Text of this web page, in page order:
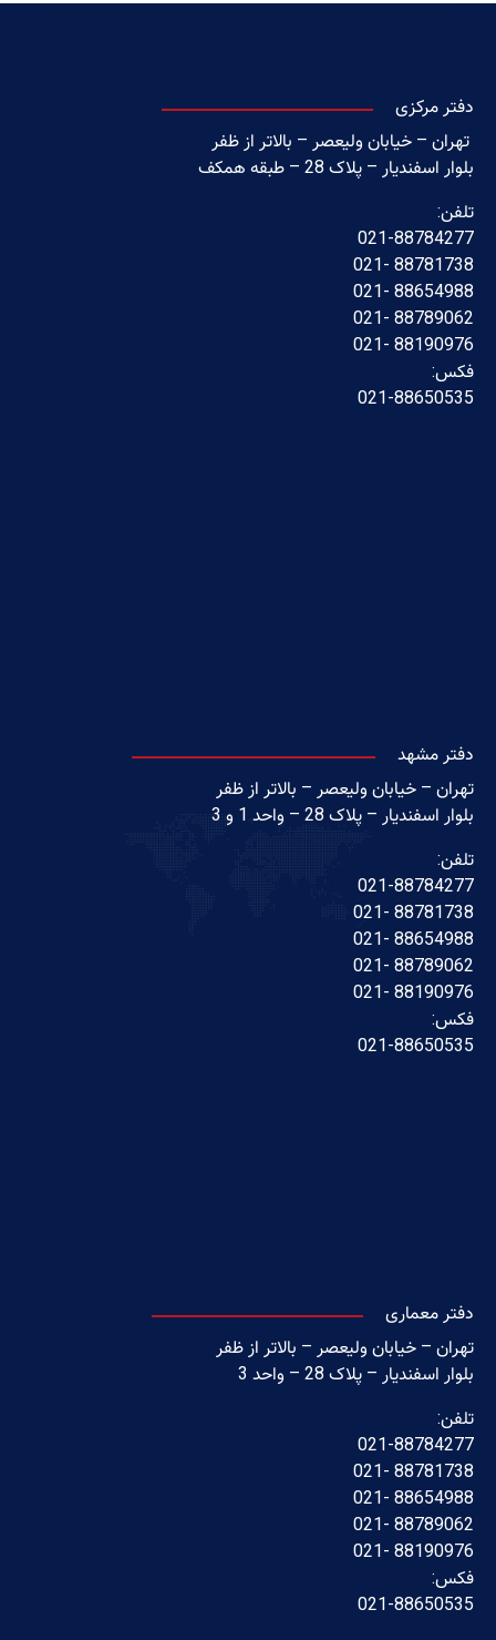
دفتر مرکزی
تهران – خیابان ولیعصر – بالاتر از ظفر
بلوار اسفندیار – پلاک 28 – طبقه همکف
تلفن:
021-88784277
88781738 -021
88654988 -021
88789062 -021
88190976 -021
فکس:
021-88650535
دفتر مشهد
تهران – خیابان ولیعصر – بالاتر از ظفر
بلوار اسفندیار – پلاک 28 – واحد 1 و 3
تلفن:
021-88784277
88781738 -021
88654988 -021
88789062 -021
88190976 -021
فکس:
021-88650535
دفتر معماری
تهران – خیابان ولیعصر – بالاتر از ظفر
بلوار اسفندیار – پلاک 28 – واحد 3
تلفن:
021-88784277
88781738 -021
88654988 -021
88789062 -021
88190976 -021
فکس:
021-88650535